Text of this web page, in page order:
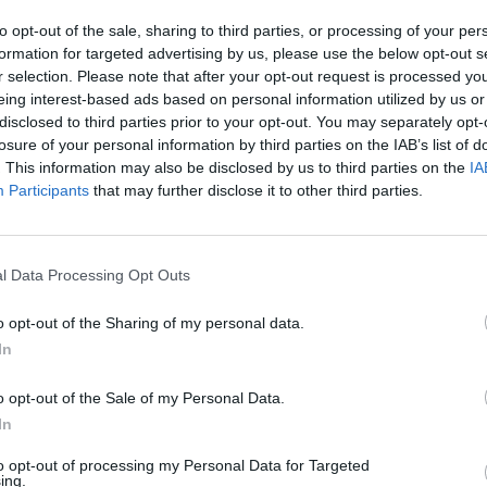
opt-out of the sale, sharing to third parties, or processing of your
for targeted advertising by us, please use the below opt-out
selection. Please note that after your opt-out request is processed
interest-based ads based on personal information utilized by us
to third parties prior to your opt-out. You may separately
of your personal information by third parties on the IAB’s list of
This information may also be disclosed by us to third parties on the
Participants that may further disclose it to other third parties.
Data Processing Opt Outs
opt-out of the Sharing of my personal data.
opt-out of the Sale of my Personal Data.
opt-out of processing my Personal Data for Targeted
augintiniai sveikatingumo kompleksas
liko
medžius